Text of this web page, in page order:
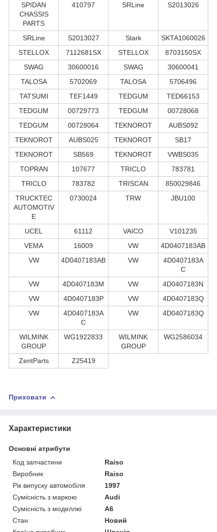
SPIDAN
CHASSIS
PARTS
410797 SRLine S2013026
SRLine S2013027 Stark
SKTA1060026
STELLOX
7112681SX STELLOX
8703150SX
SWAG
30600016 SWAG
30600041
TALOSA
5702069 TALOSA
5706496
TATSUMI
TEF1449 TEDGUM
TED66153
TEDGUM
00729773 TEDGUM
00728068
TEDGUM
00728064 TEKNOROT
AUBS092
TEKNOROT
AUBS025 TEKNOROT
SB17
TEKNOROT
SB569 TEKNOROT
VWBS035
TOPRAN
107677 TRICLO
783781
TRICLO
783782 TRISCAN
850029846
TRUCKTEC
AUTOMOTIV
E
0730024 TRW JBU100
UCEL 61112 VAICO
V101235
VEMA
16009 VW
4D0407183AB
VW
4D0407183AB VW
4D0407183A
C
VW
4D0407183M VW
4D0407183N
VW
4D0407183P VW
4D0407183Q
VW
4D0407183A
C
VW 4D0407183Q
WILMINK
GROUP
WG1922833
WILMINK
GROUP
WG2586034
ZentParts Z25419
Приховати
Характеристики
Основні атрибути
Код запчастини
Raiso
Виробник
Raiso
Рік випуску автомобіля
1997
Сумісність з маркою
Audi
Сумісність з моделлю
A6
Стан
Новий